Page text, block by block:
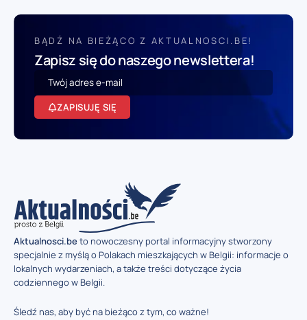
BĄDŹ NA BIEŻĄCO Z AKTUALNOSCI.BE!
Zapisz się do naszego newslettera!
ZAPISUJĘ SIĘ
Aktualnosci.beto nowoczesny portal informacyjny stworzony
specjalnie z myślą o Polakach mieszkających w Belgii: informacje o
lokalnych wydarzeniach, a także treści dotyczące życia
codziennego w Belgii.
Śledź nas, aby być na bieżąco z tym, co ważne!